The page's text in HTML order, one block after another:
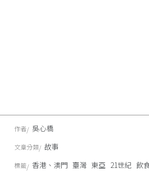
作者 吳心橋
文章分類 故事
標籤 香港、澳門 臺灣 東亞 21世紀 飲